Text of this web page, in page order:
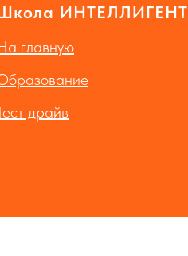
ИНТЕЛЛИГЕНТ
главную
драйв